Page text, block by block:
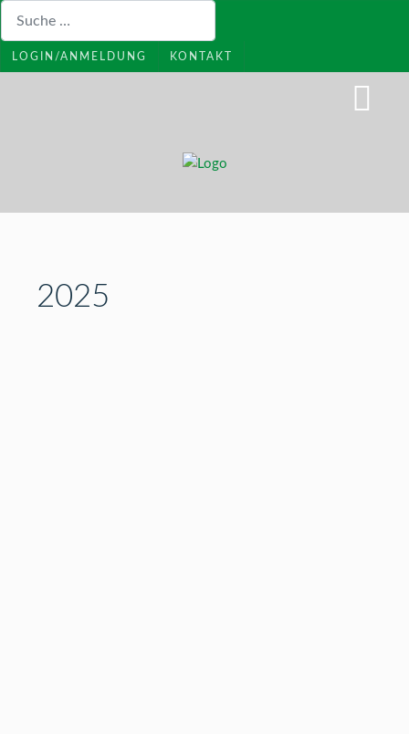
LOGIN/ANMELDUNG KONTAKT
2025